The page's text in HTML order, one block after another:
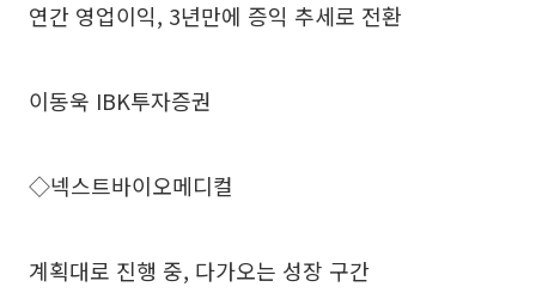
연간 영업이익, 3년만에 증익 추세로 전환
이동욱 IBK투자증권
◇넥스트바이오메디컬
계획대로 진행 중, 다가오는 성장 구간